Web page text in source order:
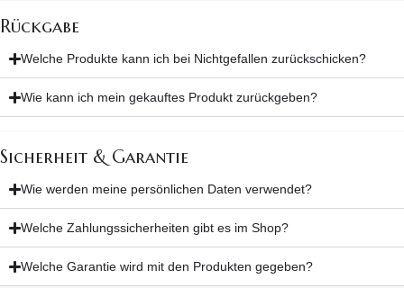
Rückgabe
Welche Produkte kann ich bei Nichtgefallen zurückschicken?
Wie kann ich mein gekauftes Produkt zurückgeben?
Sicherheit & Garantie
Wie werden meine persönlichen Daten verwendet?
Welche Zahlungssicherheiten gibt es im Shop?
Welche Garantie wird mit den Produkten gegeben?